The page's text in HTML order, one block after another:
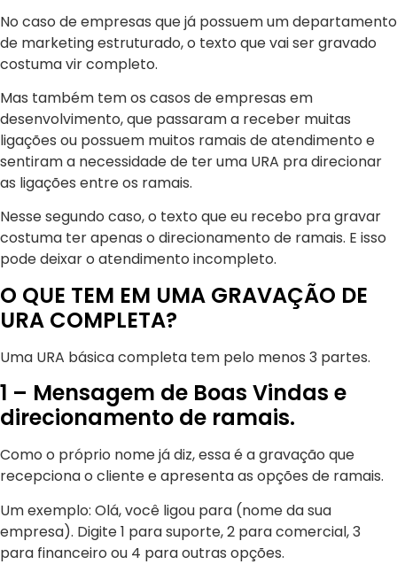
No caso de empresas que já possuem um departamento
de marketing estruturado, o texto que vai ser gravado
costuma vir completo.
Mas também tem os casos de empresas em
desenvolvimento, que passaram a receber muitas
ligações ou possuem muitos ramais de atendimento e
sentiram a necessidade de ter uma URA pra direcionar
as ligações entre os ramais.
Nesse segundo caso, o texto que eu recebo pra gravar
costuma ter apenas o direcionamento de ramais. E isso
pode deixar o atendimento incompleto.
O QUE TEM EM UMA GRAVAÇÃO DE
URA COMPLETA?
Uma URA básica completa tem pelo menos 3 partes.
1 – Mensagem de Boas Vindas e
direcionamento de ramais.
Como o próprio nome já diz, essa é a gravação que
recepciona o cliente e apresenta as opções de ramais.
Um exemplo: Olá, você ligou para (nome da sua
empresa). Digite 1 para suporte, 2 para comercial, 3
para financeiro ou 4 para outras opções.